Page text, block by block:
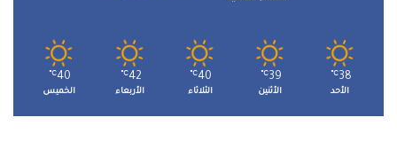
38
℃
الأحد
39
℃
الأثنين
40
℃
الثلاثاء
42
℃
الأربعاء
40
℃
الخميس